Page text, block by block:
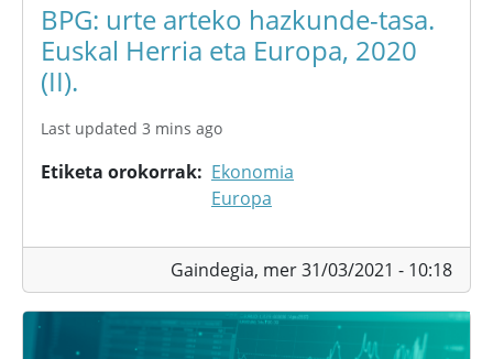
BPG: urte arteko hazkunde-tasa.
Euskal Herria eta Europa, 2020
(II).
Last updated 3 mins ago
Etiketa orokorrak
Ekonomia
Europa
Gaindegia, mer 31/03/2021 - 10:18